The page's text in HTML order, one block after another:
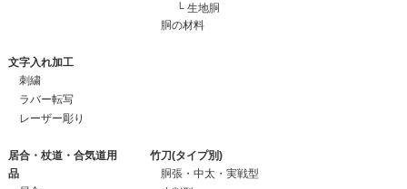
└ 生地胴
胴の材料
文字入れ加工
刺繍
ラバー転写
レーザー彫り
居合・杖道・合気道用
品
竹刀(タイプ別)
胴張・中太・実戦型